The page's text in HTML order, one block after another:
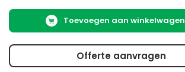
Toevoegen aan winkelwagen
Offerte aanvragen